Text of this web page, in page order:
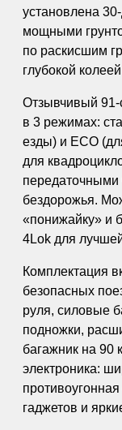
установлена
мощными
по раскисшим
глубокой
Отзывчивый 91-
в 3 режимах:
езды) и ECO
для
передаточными
бездорожья.
«понижайку» и
4Lok для
Комплектация
безопасных
руля, силовые
подножки,
багажник на 90
электроника:
гаджетов и